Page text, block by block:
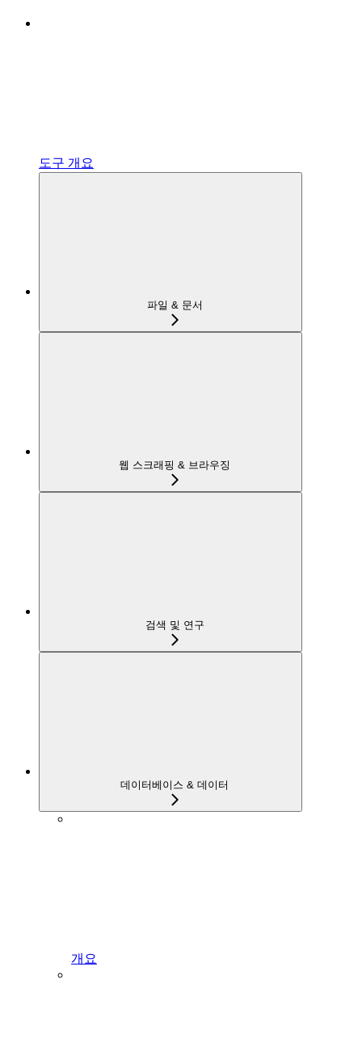
도구 개요
파일 & 문서
웹 스크래핑 & 브라우징
검색 및 연구
데이터베이스 & 데이터
개요